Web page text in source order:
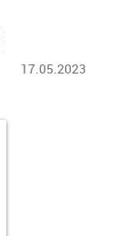
17.05.2023